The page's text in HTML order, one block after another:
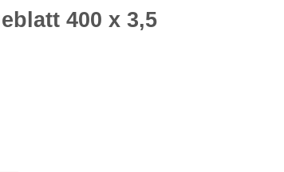
400 x 3,5